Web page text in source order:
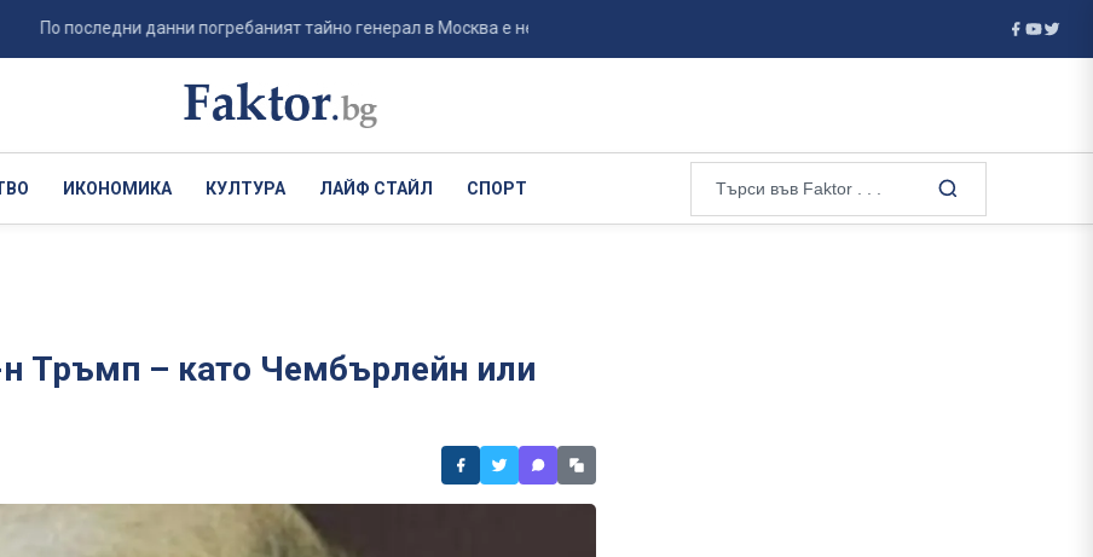
последни данни погребаният тайно генерал в Москва е не Ерусалимов, а Валерий ... Ванс е фаворитът на Тръмп за кандидат
ИКОНОМИКА КУЛТУРА ЛАЙФ СТАЙЛ СПОРТ
Тръмп – като Чембърлейн или